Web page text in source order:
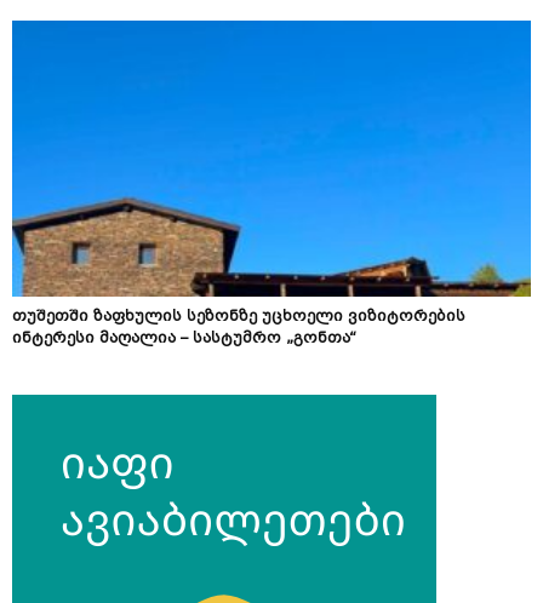
თუშეთში ზაფხულის სეზონზე უცხოელი ვიზიტორების
ინტერესი მაღალია – სასტუმრო „გონთა“